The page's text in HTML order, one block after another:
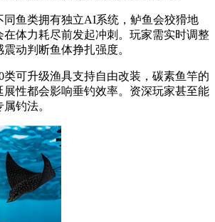
同鱼类拥有独立AI系统，鲈鱼会狡猾地
在体力耗尽前发起冲刺。玩家需实时调整
动判断鱼体挣扎强度。
类可升级渔具支持自由改装，碳素鱼竿的
展性都会影响垂钓效率。资深玩家甚至能
钓法。